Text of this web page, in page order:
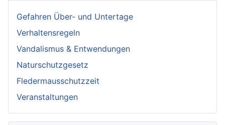
Gefahren Über- und Untertage
Verhaltensregeln
Vandalismus & Entwendungen
Naturschutzgesetz
Fledermausschutzzeit
Veranstaltungen